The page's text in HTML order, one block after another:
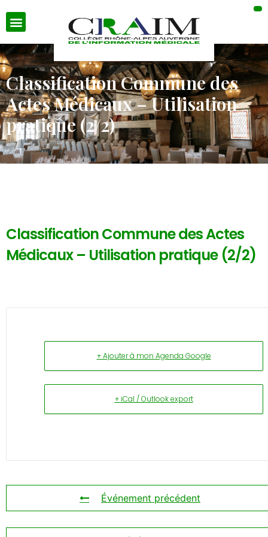
Classification Commune des
Actes Médicaux – Utilisation
pratique (2/2)
Classification Commune des Actes
Médicaux – Utilisation pratique (2/2)
+ Ajouter à mon Agenda Google
+ iCal / Outlook export
Événement précédent